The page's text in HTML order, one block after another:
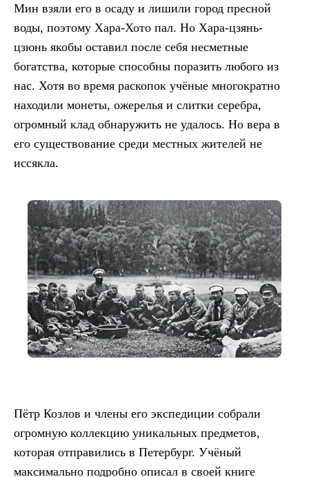
Мин взяли его в осаду и лишили город пресной
воды, поэтому Хара-Хото пал. Но Хара-цзянь-
цзюнь якобы оставил после себя несметные
богатства, которые способны поразить любого из
нас. Хотя во время раскопок учёные многократно
находили монеты, ожерелья и слитки серебра,
огромный клад обнаружить не удалось. Но вера в
его существование среди местных жителей не
иссякла.
Пётр Козлов и члены его экспедиции собрали
огромную коллекцию уникальных предметов,
которая отправились в Петербург. Учёный
максимально подробно описал в своей книге